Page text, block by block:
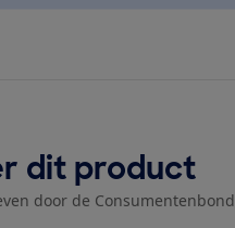
dit product
door de Consumentenbond